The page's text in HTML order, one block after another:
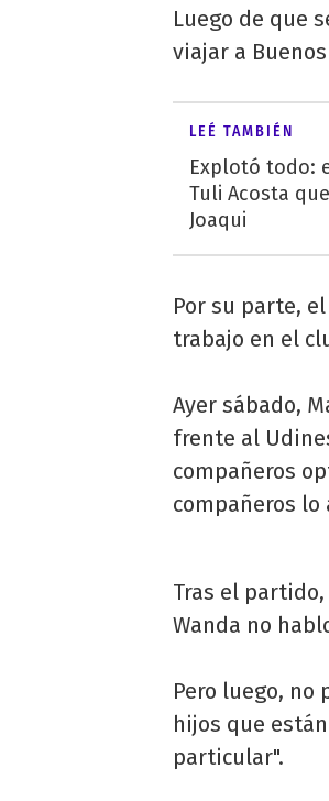
Luego de que
viajar a
LEÉ TAMBIÉN
Explotó todo:
Tuli Acosta
Joaqui
Por su parte,
trabajo en el
Ayer sábado,
frente al
compañeros
compañeros lo
Tras el
Wanda no
Pero luego,
hijos que
particular".